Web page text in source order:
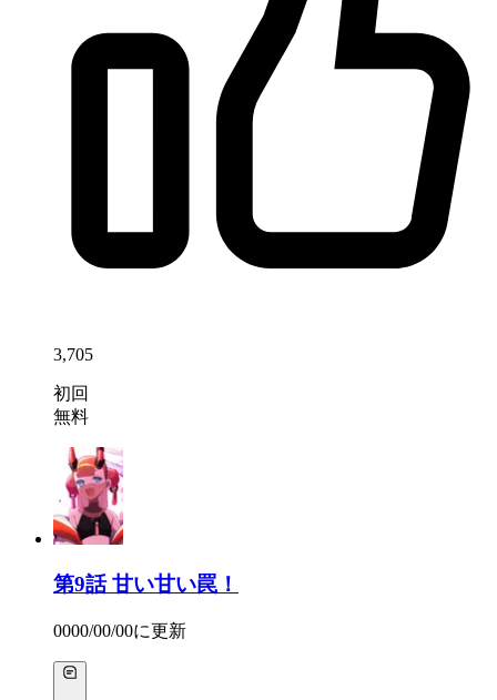
3,705
初回
無料
第9話 甘い甘い罠！
0000/00/00に更新